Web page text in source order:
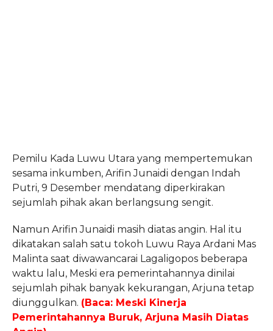
Pemilu Kada Luwu Utara yang mempertemukan
sesama inkumben, Arifin Junaidi dengan Indah
Putri, 9 Desember mendatang diperkirakan
sejumlah pihak akan berlangsung sengit.
Namun Arifin Junaidi masih diatas angin. Hal itu
dikatakan salah satu tokoh Luwu Raya Ardani Mas
Malinta saat diwawancarai Lagaligopos beberapa
waktu lalu, Meski era pemerintahannya dinilai
sejumlah pihak banyak kekurangan, Arjuna tetap
diunggulkan. (Baca: Meski Kinerja
Pemerintahannya Buruk, Arjuna Masih Diatas